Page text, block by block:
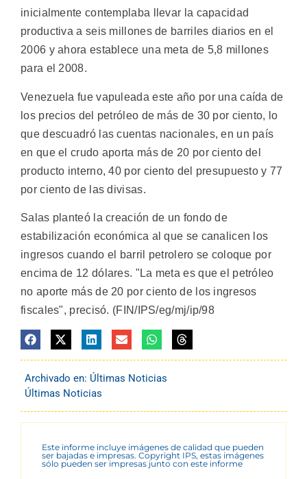
inicialmente contemplaba llevar la capacidad
productiva a seis millones de barriles diarios en el
2006 y ahora establece una meta de 5,8 millones
para el 2008.
Venezuela fue vapuleada este año por una caída de
los precios del petróleo de más de 30 por ciento, lo
que descuadró las cuentas nacionales, en un país
en que el crudo aporta más de 20 por ciento del
producto interno, 40 por ciento del presupuesto y 77
por ciento de las divisas.
Salas planteó la creación de un fondo de
estabilización económica al que se canalicen los
ingresos cuando el barril petrolero se coloque por
encima de 12 dólares. "La meta es que el petróleo
no aporte más de 20 por ciento de los ingresos
fiscales", precisó. (FIN/IPS/eg/mj/ip/98
Archivado en: Últimas Noticias
Últimas Noticias
Este informe incluye imágenes de calidad que pueden
ser bajadas e impresas. Copyright IPS, estas imágenes
sólo pueden ser impresas junto con este informe